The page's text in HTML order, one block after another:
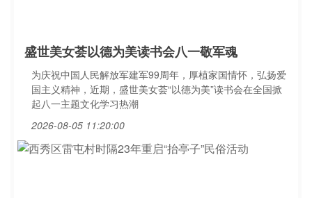
盛世美女荟以德为美读书会八一敬军魂
为庆祝中国人民解放军建军99周年，厚植家国情怀，弘扬爱
国主义精神，近期，盛世美女荟“以德为美”读书会在全国掀
起八一主题文化学习热潮
2026-08-05 11:20:00